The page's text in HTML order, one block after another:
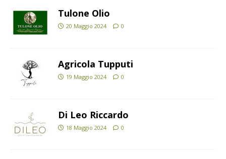
Tulone Olio
20 Maggio 2024 0
Agricola Tupputi
19 Maggio 2024 0
Di Leo Riccardo
18 Maggio 2024 0